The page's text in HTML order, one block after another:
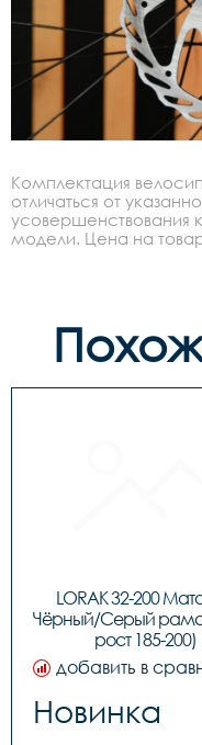
Комплектация
отличаться от
усовершенствования
модели. Цена на товар
LORAK 32-200
Чёрный/Серый
рост 185-200)
добавить в
Новинка